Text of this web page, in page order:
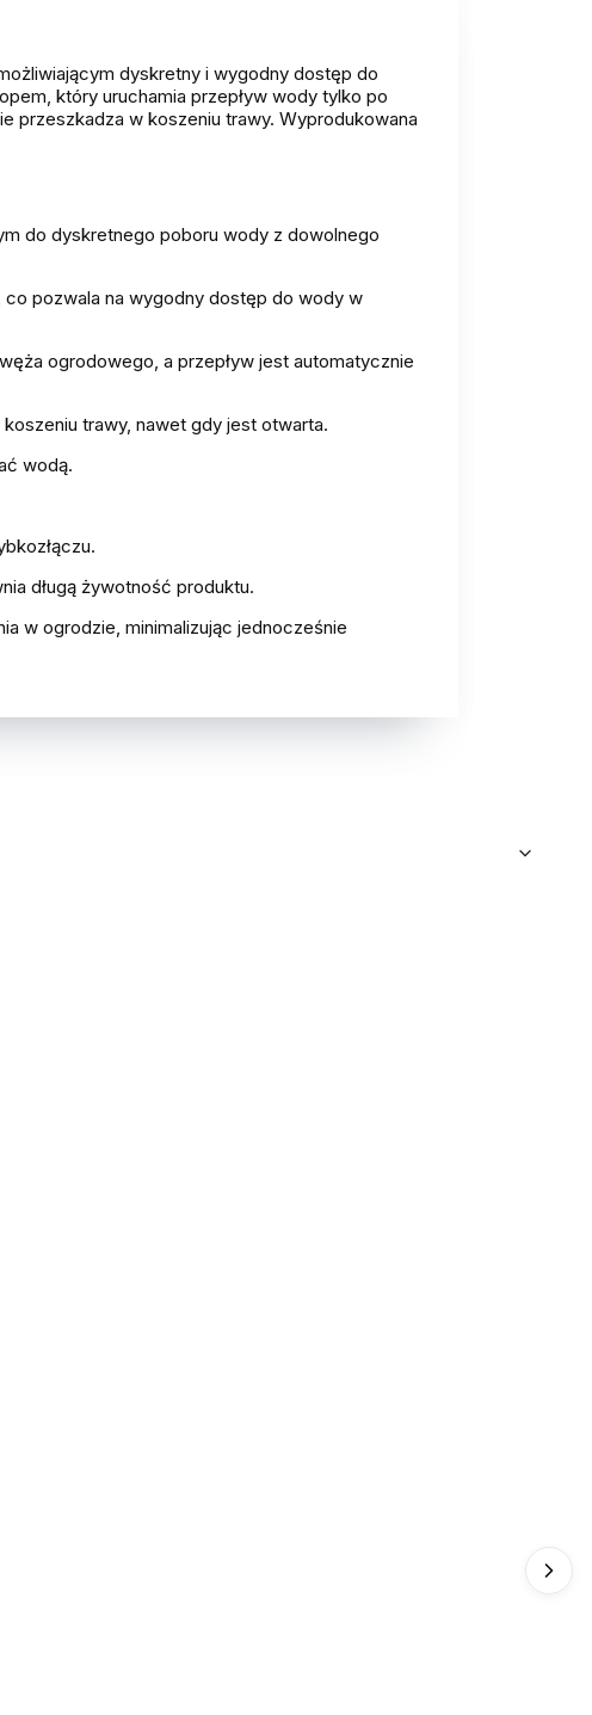
dyskretny i wygodny dostęp do
który uruchamia przepływ wody tylko po
przeszkadza w koszeniu trawy. Wyprodukowana
do dyskretnego poboru wody z dowolnego
co pozwala na wygodny dostęp do wody w
ogrodowego, a przepływ jest automatycznie
trawy, nawet gdy jest otwarta.
wodą.
długą żywotność produktu.
w ogrodzie, minimalizując jednocześnie